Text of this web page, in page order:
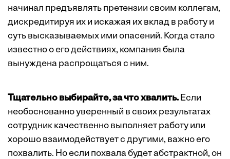
начинал предъявлять претензии своим коллегам,
дискредитируя их и искажая их вклад в работу и
суть высказываемых ими опасений. Когда стало
известно о его действиях, компания была
вынуждена распрощаться с ним.
Тщательно выбирайте, за что хвалить.Если
необоснованно уверенный в своих результатах
сотрудник качественно выполняет работу или
хорошо взаимодействует с другими, важно его
похвалить. Но если похвала будет абстрактной, он